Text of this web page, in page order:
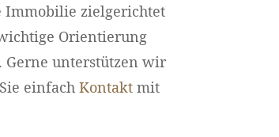
Immobilie zielgerichtet
Orientierung
Gerne unterstützen wir
einfach Kontakt mit